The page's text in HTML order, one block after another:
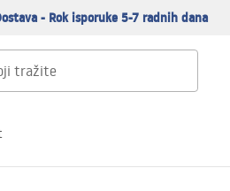
- Rok isporuke 5-7 radnih dana